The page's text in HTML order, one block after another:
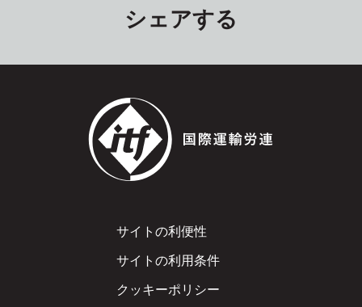
シェアする
Footer
サイトの利便性
サイトの利用条件
クッキーポリシー